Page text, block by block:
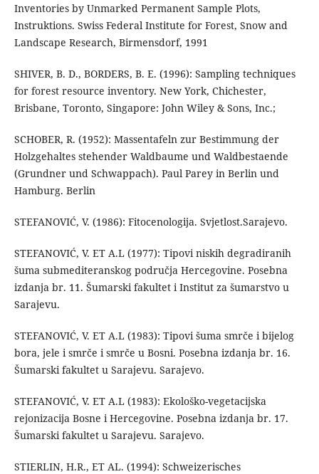
Inventories by Unmarked Permanent Sample Plots,
Instruktions. Swiss Federal Institute for Forest, Snow and
Landscape Research, Birmensdorf, 1991
SHIVER, B. D., BORDERS, B. E. (1996): Sampling techniques
for forest resource inventory. New York, Chichester,
Brisbane, Toronto, Singapore: John Wiley & Sons, Inc.;
SCHOBER, R. (1952): Massentafeln zur Bestimmung der
Holzgehaltes stehender Waldbaume und Waldbestaende
(Grundner und Schwappach). Paul Parey in Berlin und
Hamburg. Berlin
STEFANOVIĆ, V. (1986): Fitocenologija. Svjetlost.Sarajevo.
STEFANOVIĆ, V. ET A.L (1977): Tipovi niskih degradiranih
šuma submediteranskog područja Hercegovine. Posebna
izdanja br. 11. Šumarski fakultet i Institut za šumarstvo u
Sarajevu.
STEFANOVIĆ, V. ET A.L (1983): Tipovi šuma smrče i bijelog
bora, jele i smrče i smrče u Bosni. Posebna izdanja br. 16.
Šumarski fakultet u Sarajevu. Sarajevo.
STEFANOVIĆ, V. ET A.L (1983): Ekološko-vegetacijska
rejonizacija Bosne i Hercegovine. Posebna izdanja br. 17.
Šumarski fakultet u Sarajevu. Sarajevo.
STIERLIN, H.R., ET AL. (1994): Schweizerisches